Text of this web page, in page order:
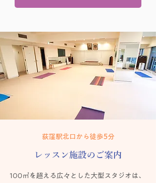
​荻窪駅北口から徒歩5分
レッスン施設のご案内
100㎡を超える広々とした大型スタジオは、